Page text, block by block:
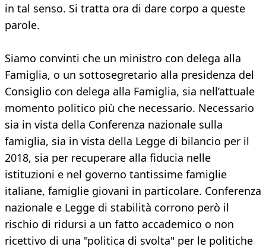
in tal senso. Si tratta ora di dare corpo a queste
parole.
Siamo convinti che un ministro con delega alla
Famiglia, o un sottosegretario alla presidenza del
Consiglio con delega alla Famiglia, sia nell’attuale
momento politico più che necessario. Necessario
sia in vista della Conferenza nazionale sulla
famiglia, sia in vista della Legge di bilancio per il
2018, sia per recuperare alla fiducia nelle
istituzioni e nel governo tantissime famiglie
italiane, famiglie giovani in particolare. Conferenza
nazionale e Legge di stabilità corrono però il
rischio di ridursi a un fatto accademico o non
ricettivo di una "politica di svolta" per le politiche